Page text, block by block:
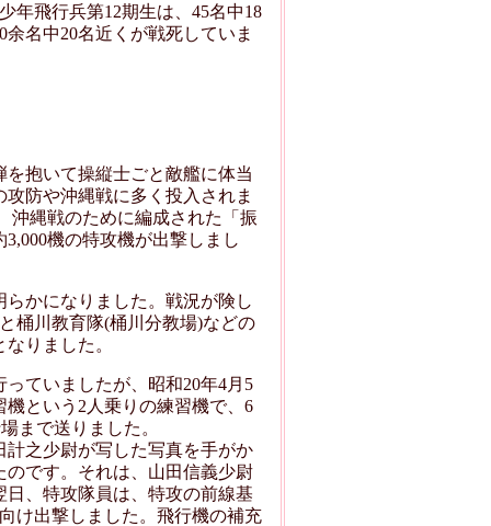
年飛行兵第12期生は、45名中18
名中20名近くが戦死していま
抱いて操縦士ごと敵艦に体当
防や沖縄戦に多く投入されま
沖縄戦のために編成された「振
機の特攻機が出撃しまし
かになりました。戦況が険し
桶川教育隊(桶川分教場)などの
りました。
ていましたが、昭和20年4月5
という2人乗りの練習機で、6
まで送りました。
之少尉が写した写真を手がか
です。それは、山田信義少尉
、特攻隊員は、特攻の前線基
け出撃しました。飛行機の補充